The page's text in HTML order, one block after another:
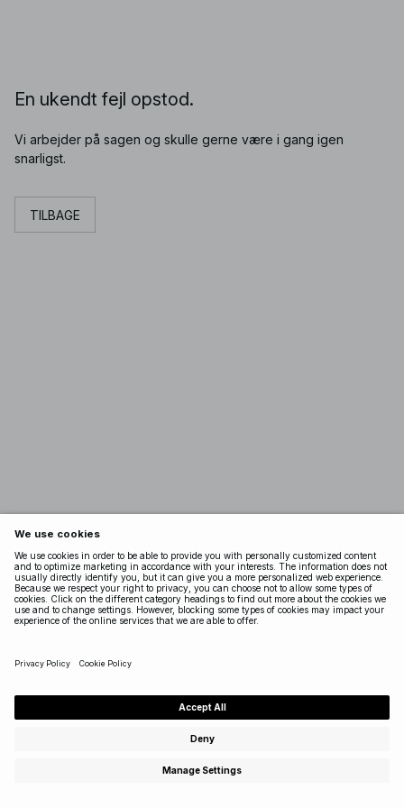
En ukendt fejl opstod.
Vi arbejder på sagen og skulle gerne være i gang igen
snarligst.
TILBAGE